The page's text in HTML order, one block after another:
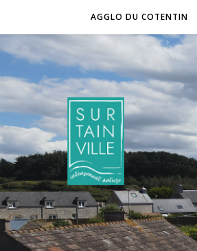
AGGLO DU COTENTIN